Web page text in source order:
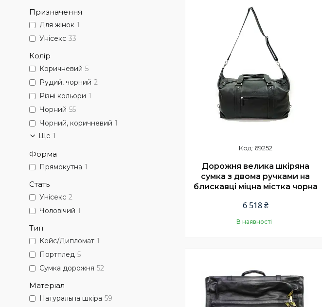
69252
Дорожня велика шкіряна
сумка з двома ручками на
блискавці міцна містка чорна
6 518 ₴
В наявності
Призначення
Для жінок 1
Унісекс 33
Колір
Коричневий 5
Рудий, чорний 2
Різні кольори 1
Чорний 55
Чорний, коричневий 1
Ще 1
Форма
Прямокутна 1
Стать
Унісекс 2
Чоловічий 1
Тип
Кейс/Дипломат 1
Портплед 5
Сумка дорожня 52
Матеріал
Натуральна шкіра 59